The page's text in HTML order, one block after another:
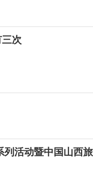
次
列活动暨中国山西